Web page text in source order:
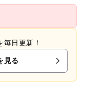
日更新！
見る